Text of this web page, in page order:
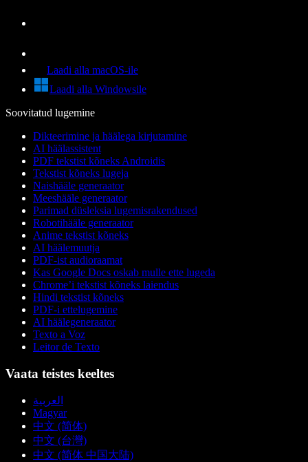
Laadi alla macOS-ile
Laadi alla Windowsile
Soovitatud lugemine
Dikteerimine ja häälega kirjutamine
AI häälassistent
PDF tekstist kõneks Androidis
Tekstist kõneks lugeja
Naishääle generaator
Meeshääle generaator
Parimad düsleksia lugemisrakendused
Robotihääle generaator
Anime tekstist kõneks
AI häälemuutja
PDF-ist audioraamat
Kas Google Docs oskab mulle ette lugeda
Chrome’i tekstist kõneks laiendus
Hindi tekstist kõneks
PDF-i ettelugemine
AI häälegeneraator
Texto a Voz
Leitor de Texto
Vaata teistes keeltes
العربية
Magyar
中文 (简体)
中文 (台灣)
中文 (简体 中国大陆)